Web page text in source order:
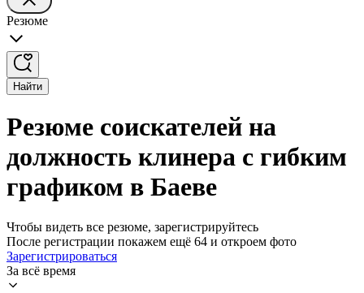
Резюме
Найти
Резюме соискателей на
должность клинера с гибким
графиком в Баеве
Чтобы видеть все резюме, зарегистрируйтесь
После регистрации покажем ещё 64 и откроем фото
Зарегистрироваться
За всё время